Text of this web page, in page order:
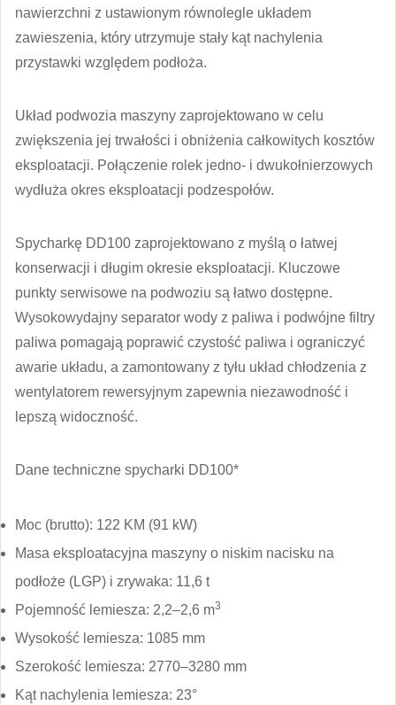
nawierzchni z ustawionym równolegle układem
zawieszenia, który utrzymuje stały kąt nachylenia
przystawki względem podłoża.
Układ podwozia maszyny zaprojektowano w celu
zwiększenia jej trwałości i obniżenia całkowitych kosztów
eksploatacji. Połączenie rolek jedno- i dwukołnierzowych
wydłuża okres eksploatacji podzespołów.
Spycharkę DD100 zaprojektowano z myślą o łatwej
konserwacji i długim okresie eksploatacji. Kluczowe
punkty serwisowe na podwoziu są łatwo dostępne.
Wysokowydajny separator wody z paliwa i podwójne filtry
paliwa pomagają poprawić czystość paliwa i ograniczyć
awarie układu, a zamontowany z tyłu układ chłodzenia z
wentylatorem rewersyjnym zapewnia niezawodność i
lepszą widoczność.
Dane techniczne spycharki DD100*
Moc (brutto): 122 KM (91 kW)
Masa eksploatacyjna maszyny o niskim nacisku na
podłoże (LGP) i zrywaka: 11,6 t
Pojemność lemiesza: 2,2–2,6 m3
Wysokość lemiesza: 1085 mm
Szerokość lemiesza: 2770–3280 mm
Kąt nachylenia lemiesza: 23°